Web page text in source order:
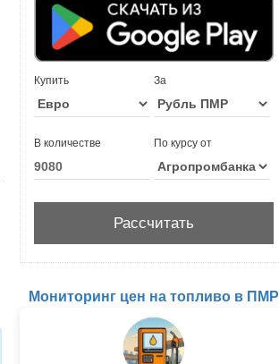
Купить За
В количестве По курсу от
Мониторинг цен на топливо в ПМР